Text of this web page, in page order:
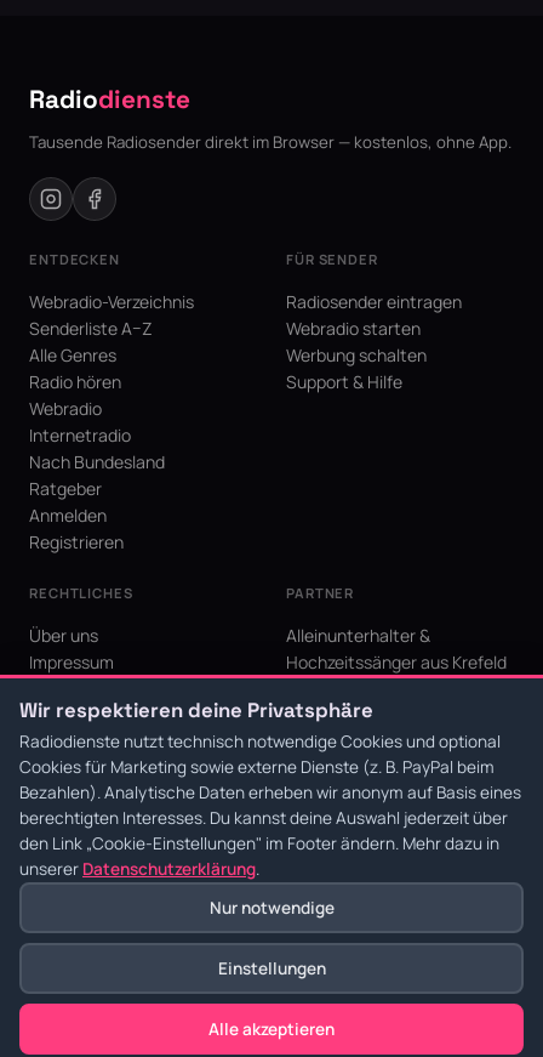
Radiodienste
Tausende Radiosender direkt im Browser — kostenlos, ohne App.
ENTDECKEN
Webradio-Verzeichnis
Senderliste A–Z
Alle Genres
Radio hören
Webradio
Internetradio
Nach Bundesland
Ratgeber
Anmelden
Registrieren
FÜR SENDER
Radiosender eintragen
Webradio starten
Werbung schalten
Support & Hilfe
RECHTLICHES
Über uns
Impressum
AGB
Cookie-Einstellungen
PARTNER
Alleinunterhalter &
Hochzeitssänger aus Krefeld
Krefeld für den Niederrhein
© 2026 Radiodienste. Alle Rechte vorbehalten.·Datenschutz·AGB·
Impressum
Wir respektieren deine Privatsphäre
Radiodienste nutzt technisch notwendige Cookies und optional
Cookies für Marketing sowie externe Dienste (z. B. PayPal beim
Bezahlen). Analytische Daten erheben wir anonym auf Basis eines
berechtigten Interesses. Du kannst deine Auswahl jederzeit über
den Link „Cookie-Einstellungen" im Footer ändern. Mehr dazu in
unserer Datenschutzerklärung.
Nur notwendige
Einstellungen
Alle akzeptieren